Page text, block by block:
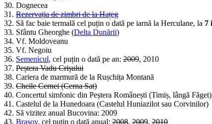
30. Dognecea
31. Rezervația de zimbri de la Hațeg
32. Să fac baie termală cel puțin o dată pe iarnă la Herculane, la 7
33. Sfântu Gheorghe (Delta Dunării)
34. Vf. Moldoveanu
35. Vf. Negoiu
36. Semenicul, cel puțin o dată pe an: 2009, 2010
37. Peștera Vadu Crișului
38. Cariera de marmură de la Rușchița Montană
39. Cheile Cernei (Cerna Sat)
40. Concertul simfonic din Peștera Românești (Timiș, lângă
41. Castelul de la Hunedoara (Castelul Huniazilot sau Corvinilor)
42. Să vizitez anual Bucovina: 2009
43. Brașov, cel puțin o dată anual: 2008, 2009, 2010